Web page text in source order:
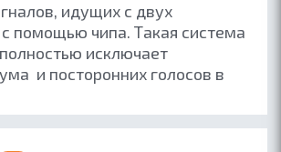
идущих с двух
помощью чипа. Такая система
исключает
и посторонних голосов в